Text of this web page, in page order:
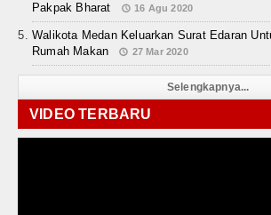
Pakpak Bharat
16 Agu 2020
Walikota Medan Keluarkan Surat Edaran
Rumah Makan
27 Mar 2020
Selengkapnya...
VIDEO TERBARU